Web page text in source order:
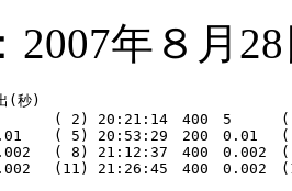
2007年８月
(秒)
( 2) 20:21:14　400　5　    (
　  ( 5) 20:53:29　200　0.01 　(
　 ( 8) 21:12:37　400　0.002　